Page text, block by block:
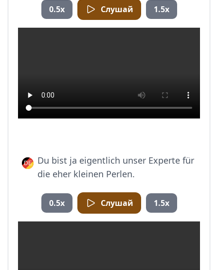
0.5x Слушай 1.5x
Du bist ja eigentlich unser Experte für
die eher kleinen Perlen.
0.5x Слушай 1.5x